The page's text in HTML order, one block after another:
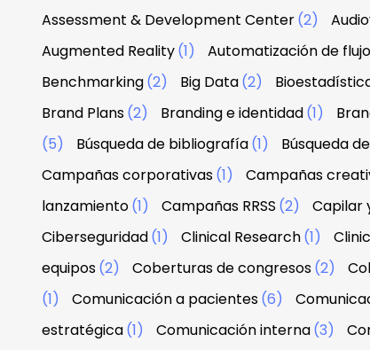
Assessment & Development Center(2)
Augmented Reality(1) Automatización de
Benchmarking(2) Big Data(2)
Brand Plans(2) Branding e identidad(1)
(5)
Búsqueda de bibliografía(1) Búsqueda
Campañas corporativas(1) Campañas
lanzamiento(1) Campañas RRSS (2) Capilar
Ciberseguridad(1) Clinical Research(1)
equipos(2) Coberturas de congresos(2)
(1)
Comunicación a pacientes(6)
estratégica(1) Comunicación interna(3)